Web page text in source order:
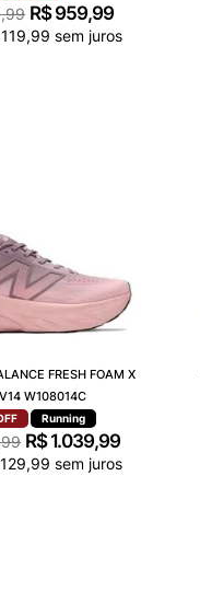
,99 R$959,99
119,99 sem juros
FRESH FOAM X
W108014C
Running
99 R$1.039,99
129,99 sem juros